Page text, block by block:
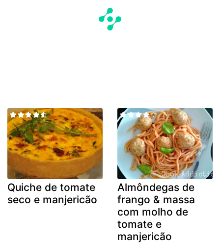
Quiche de tomate
seco e manjericão
Almôndegas de
frango & massa
com molho de
tomate e
manjericão